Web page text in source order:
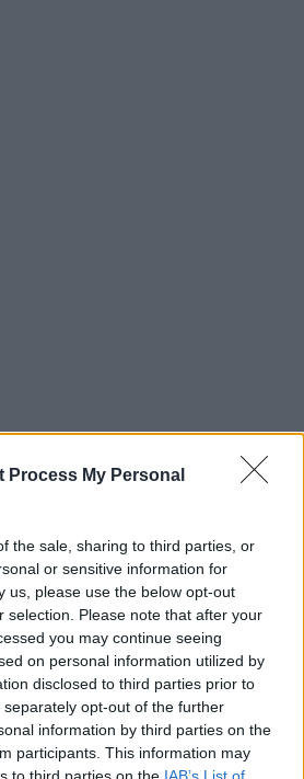
Process My Personal
the sale, sharing to third parties, or
or sensitive information for
us, please use the below opt-out
selection. Please note that after your
you may continue seeing
on personal information utilized by
disclosed to third parties prior to
opt-out of the further
information by third parties on the
participants. This information may